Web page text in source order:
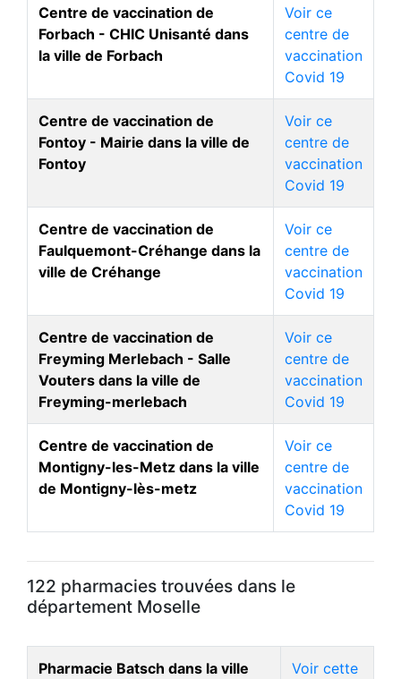
Centre de vaccination de
Forbach - CHIC Unisanté dans
la ville de Forbach
Voir ce
centre de
vaccination
Covid 19
Centre de vaccination de
Fontoy - Mairie dans la ville de
Fontoy
Voir ce
centre de
vaccination
Covid 19
Centre de vaccination de
Faulquemont-Créhange dans la
ville de Créhange
Voir ce
centre de
vaccination
Covid 19
Centre de vaccination de
Freyming Merlebach - Salle
Vouters dans la ville de
Freyming-merlebach
Voir ce
centre de
vaccination
Covid 19
Centre de vaccination de
Montigny-les-Metz dans la ville
de Montigny-lès-metz
Voir ce
centre de
vaccination
Covid 19
122 pharmacies trouvées dans le
département Moselle
Pharmacie Batsch dans la ville
Voir cette